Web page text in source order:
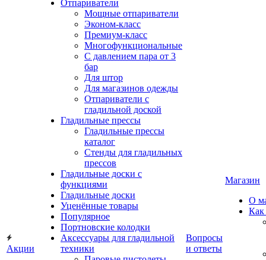
Акции
Отпариватели
Мощные отпариватели
Эконом-класс
Премиум-класс
Многофункциональные
С давлением пара от 3
бар
Для штор
Для магазинов одежды
Отпариватели с
гладильной доской
Гладильные прессы
Гладильные прессы
каталог
Стенды для гладильных
прессов
Гладильные доски с
функциями
Гладильные доски
Уценённые товары
Популярное
Портновские колодки
Аксессуары для гладильной
техники
Вопросы
и ответы
Магазин
О
Как